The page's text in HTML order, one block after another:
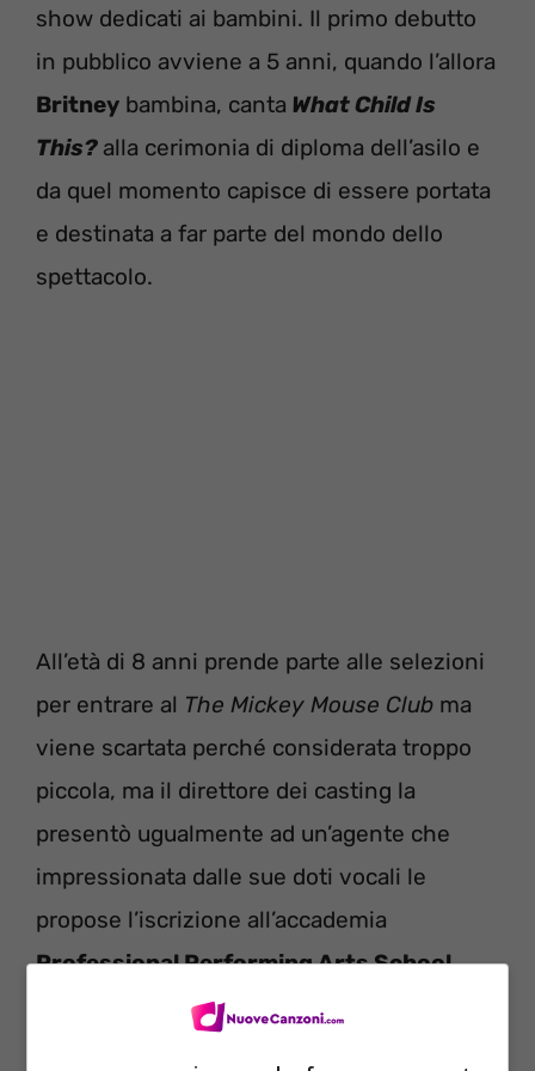
show dedicati ai bambini. Il primo debutto
in pubblico avviene a 5 anni, quando l’allora
Britney bambina, canta What Child Is
This?alla cerimonia di diploma dell’asilo e
da quel momento capisce di essere portata
e destinata a far parte del mondo dello
spettacolo.
All’età di 8 anni prende parte alle selezioni
per entrare al The Mickey Mouse Club ma
viene scartata perché considerata troppo
piccola, ma il direttore dei casting la
presentò ugualmente ad un’agente che
impressionata dalle sue doti vocali le
propose l’iscrizione all’accademia
Professional Performing Arts School
trasferendosi con la madre a